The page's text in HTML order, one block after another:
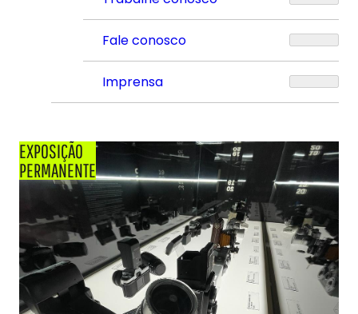
Fale conosco
Imprensa
EXPOSIÇÃO
PERMANENTE